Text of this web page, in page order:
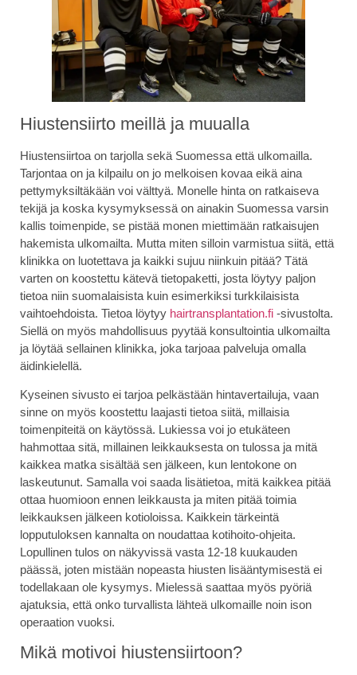
Hiustensiirto meillä ja muualla
Hiustensiirtoa on tarjolla sekä Suomessa että ulkomailla.
Tarjontaa on ja kilpailu on jo melkoisen kovaa eikä aina
pettymyksiltäkään voi välttyä. Monelle hinta on ratkaiseva
tekijä ja koska kysymyksessä on ainakin Suomessa varsin
kallis toimenpide, se pistää monen miettimään ratkaisujen
hakemista ulkomailta. Mutta miten silloin varmistua siitä, että
klinikka on luotettava ja kaikki sujuu niinkuin pitää? Tätä
varten on koostettu kätevä tietopaketti, josta löytyy paljon
tietoa niin suomalaisista kuin esimerkiksi turkkilaisista
vaihtoehdoista. Tietoa löytyy hairtransplantation.fi -sivustolta.
Siellä on myös mahdollisuus pyytää konsultointia ulkomailta
ja löytää sellainen klinikka, joka tarjoaa palveluja omalla
äidinkielellä.
Kyseinen sivusto ei tarjoa pelkästään hintavertailuja, vaan
sinne on myös koostettu laajasti tietoa siitä, millaisia
toimenpiteitä on käytössä. Lukiessa voi jo etukäteen
hahmottaa sitä, millainen leikkauksesta on tulossa ja mitä
kaikkea matka sisältää sen jälkeen, kun lentokone on
laskeutunut. Samalla voi saada lisätietoa, mitä kaikkea pitää
ottaa huomioon ennen leikkausta ja miten pitää toimia
leikkauksen jälkeen kotioloissa. Kaikkein tärkeintä
lopputuloksen kannalta on noudattaa kotihoito-ohjeita.
Lopullinen tulos on näkyvissä vasta 12-18 kuukauden
päässä, joten mistään nopeasta hiusten lisääntymisestä ei
todellakaan ole kysymys. Mielessä saattaa myös pyöriä
ajatuksia, että onko turvallista lähteä ulkomaille noin ison
operaation vuoksi.
Mikä motivoi hiustensiirtoon?